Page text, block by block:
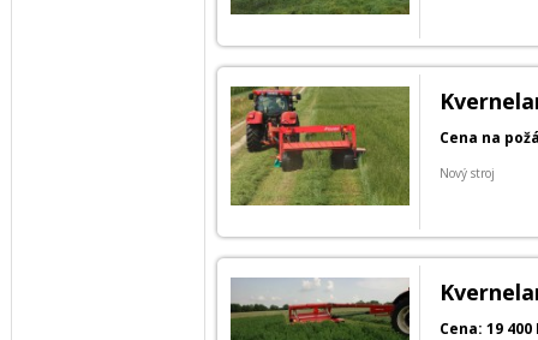
Cena na
Nový stroj
Cena: 19 400